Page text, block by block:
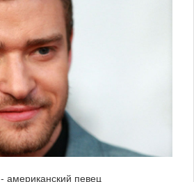
- американский певец